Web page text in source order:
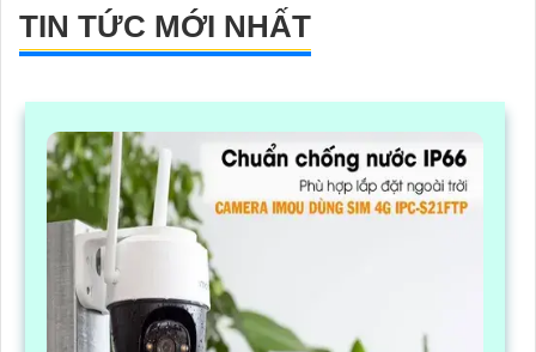
TIN TỨC MỚI NHẤT